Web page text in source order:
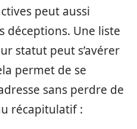
peut aussi
déceptions. Une liste
statut peut s’avérer
permet de se
sans perdre de
récapitulatif :